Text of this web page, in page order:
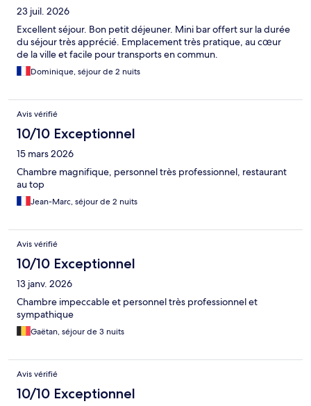
23 juil. 2026
Excellent séjour. Bon petit déjeuner. Mini bar offert sur la durée
du séjour très apprécié. Emplacement très pratique, au cœur
de la ville et facile pour transports en commun.
Dominique, séjour de 2 nuits
Avis vérifié
10/10 Exceptionnel
15 mars 2026
Chambre magnifique, personnel très professionnel, restaurant
au top
Jean-Marc, séjour de 2 nuits
Avis vérifié
10/10 Exceptionnel
13 janv. 2026
Chambre impeccable et personnel très professionnel et
sympathique
Gaëtan, séjour de 3 nuits
Avis vérifié
10/10 Exceptionnel